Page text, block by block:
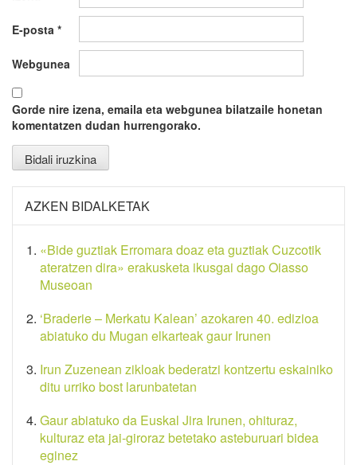
E-posta *
Webgunea
Gorde nire izena, emaila eta webgunea bilatzaile honetan
komentatzen dudan hurrengorako.
AZKEN BIDALKETAK
«Bide guztiak Erromara doaz eta guztiak Cuzcotik
ateratzen dira» erakusketa ikusgai dago Oiasso
Museoan
‘Braderie – Merkatu Kalean’ azokaren 40. edizioa
abiatuko du Mugan elkarteak gaur Irunen
Irun Zuzenean zikloak bederatzi kontzertu eskainiko
ditu urriko bost larunbatetan
Gaur abiatuko da Euskal Jira Irunen, ohituraz,
kulturaz eta jai-giroraz betetako asteburuari bidea
eginez